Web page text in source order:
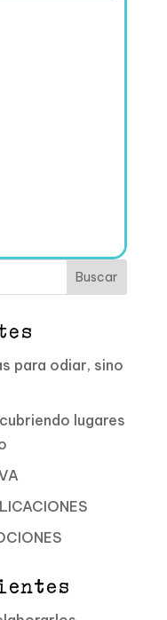
Buscar
para odiar, sino
lugares